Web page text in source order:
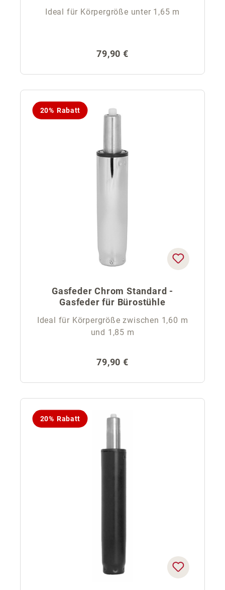
Ideal für Körpergröße unter 1,65 m
Regulärer Preis:
79,90 €
20% Rabatt
Gasfeder Chrom Standard -
Gasfeder für Bürostühle
Ideal für Körpergröße zwischen 1,60 m
und 1,85 m
Regulärer Preis:
79,90 €
20% Rabatt